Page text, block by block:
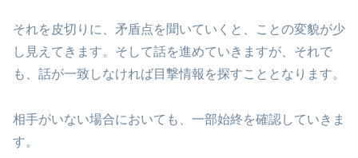
それを皮切りに、矛盾点を聞いていくと、ことの変貌が少
し見えてきます。そして話を進めていきますが、それで
も、話が一致しなければ目撃情報を探すこととなります。
相手がいない場合においても、一部始終を確認していきま
す。